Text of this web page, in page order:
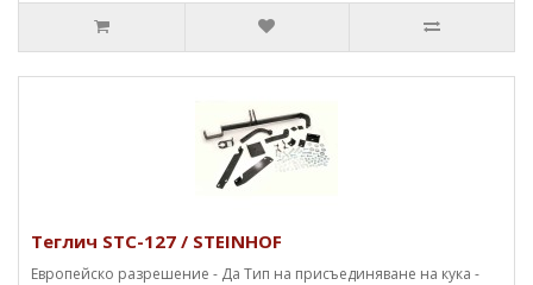
Теглич STC-127 / STEINHOF
Европейско разрешение - Да Тип на присъединяване на кука -